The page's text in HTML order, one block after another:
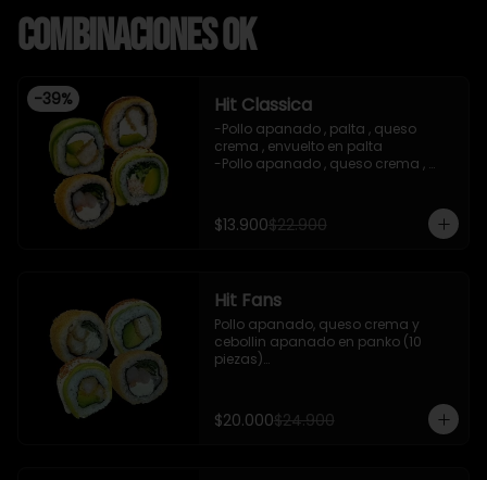
Combinaciones OK
-39% Hit Classica
-Pollo apanado , palta , queso
crema , envuelto en palta
-Pollo apanado , queso crema ,
-Camaron cocido ,queso crema ,
cebollin , apanado en panko .
-incluye 2 salsas de soya , 1 salsa
teriyaki , 1 gengibre , 1 wasabi , 3
palitos.
-imagen referencial
$13.900$22.900
Hit Fans
Pollo apanado, queso crema y
cebollin apanado en panko (10
piezas)
piezas)
- Camaron apanado y palta
$20.000$24.900